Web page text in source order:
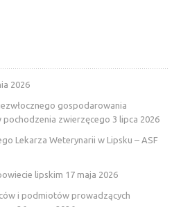
2026
gospodarowania
zwierzęcego 3 lipca 2026
Lekarza Weterynarii w Lipsku – ASF
lipskim 17 maja 2026
i podmiotów prowadzących